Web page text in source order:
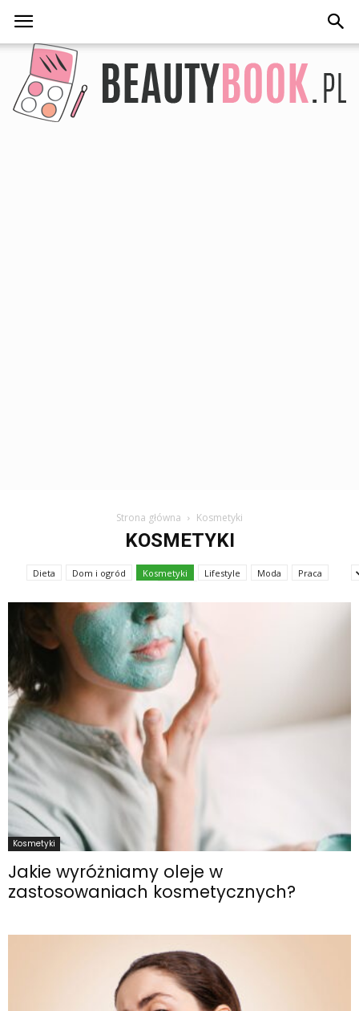
Strona główna Kosmetyki
KOSMETYKI
Dieta Dom i ogród Kosmetyki Lifestyle Moda
Praca
Kosmetyki
Jakie wyróżniamy oleje w
zastosowaniach kosmetycznych?